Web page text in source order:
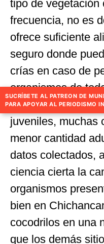
tipo de vegetación
frecuencia, no es
ofrece suficiente
seguro donde
crías en caso de
organismos de
sexualmente
juveniles, muchas
menor cantidad
datos colectados,
ciencia cierta la
organismos
bien en
cocodrilos en una
que los demás
SUCRÍBETE AL PATREON DE
PARA APOYAR AL PERIODISMO